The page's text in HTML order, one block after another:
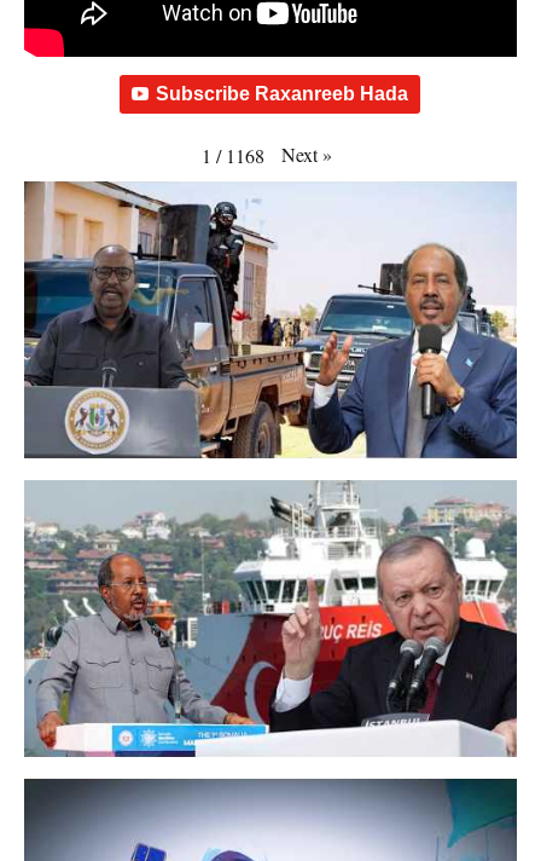
Subscribe Raxanreeb Hada
1 / 1168 Next»